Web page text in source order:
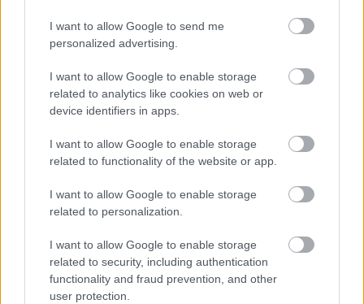
I want to allow Google to send me
personalized advertising.
I want to allow Google to enable storage
related to analytics like cookies on web or
device identifiers in apps.
I want to allow Google to enable storage
related to functionality of the website or app.
I want to allow Google to enable storage
related to personalization.
I want to allow Google to enable storage
related to security, including authentication
functionality and fraud prevention, and other
user protection.
Megint rengeteg horrorfilmet néztünk - PuliCast